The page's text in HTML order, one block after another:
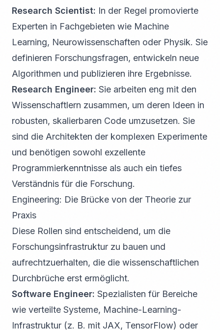
Research Scientist: In der Regel promovierte
Experten in Fachgebieten wie Machine
Learning, Neurowissenschaften oder Physik. Sie
definieren Forschungsfragen, entwickeln neue
Algorithmen und publizieren ihre Ergebnisse.
Research Engineer: Sie arbeiten eng mit den
Wissenschaftlern zusammen, um deren Ideen in
robusten, skalierbaren Code umzusetzen. Sie
sind die Architekten der komplexen Experimente
und benötigen sowohl exzellente
Programmierkenntnisse als auch ein tiefes
Verständnis für die Forschung.
Engineering: Die Brücke von der Theorie zur
Praxis
Diese Rollen sind entscheidend, um die
Forschungsinfrastruktur zu bauen und
aufrechtzuerhalten, die die wissenschaftlichen
Durchbrüche erst ermöglicht.
Software Engineer: Spezialisten für Bereiche
wie verteilte Systeme, Machine-Learning-
Infrastruktur (z. B. mit JAX, TensorFlow) oder